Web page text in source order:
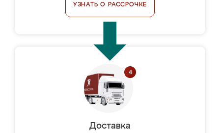
УЗНАТЬ О РАССРОЧКЕ
Доставка